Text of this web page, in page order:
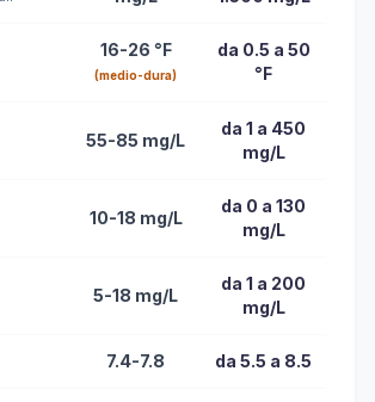
16-26 °F
(medio-dura)
da 0.5 a 50
°F
55-85 mg/L
da 1 a 450
mg/L
10-18 mg/L
da 0 a 130
mg/L
5-18 mg/L
da 1 a 200
mg/L
7.4-7.8 da 5.5 a 8.5